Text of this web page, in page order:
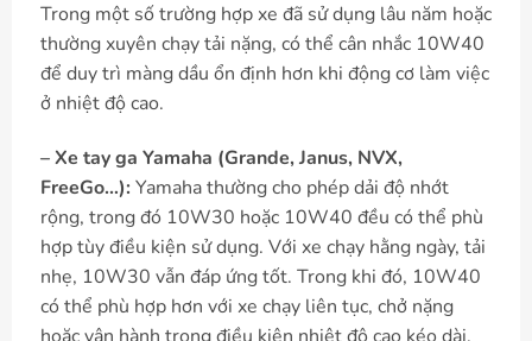
Trong một số trường hợp xe đã sử dụng lâu năm hoặc
thường xuyên chạy tải nặng, có thể cân nhắc 10W40
để duy trì màng dầu ổn định hơn khi động cơ làm việc
ở nhiệt độ cao.
– Xe tay ga Yamaha (Grande, Janus, NVX,
FreeGo…): Yamaha thường cho phép dải độ nhớt
rộng, trong đó 10W30 hoặc 10W40 đều có thể phù
hợp tùy điều kiện sử dụng. Với xe chạy hằng ngày, tải
nhẹ, 10W30 vẫn đáp ứng tốt. Trong khi đó, 10W40
có thể phù hợp hơn với xe chạy liên tục, chở nặng